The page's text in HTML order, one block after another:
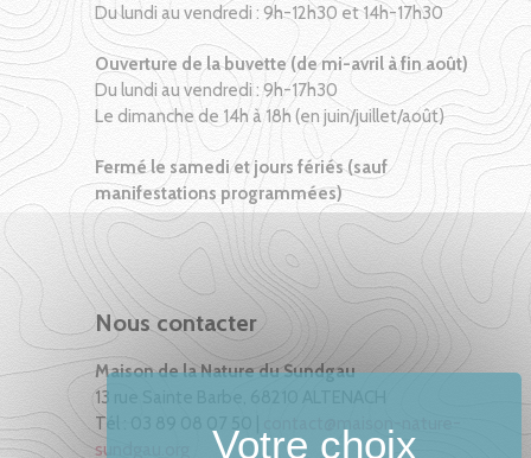
Du lundi au vendredi : 9h-12h30 et 14h-17h30
Ouverture de la buvette (de mi-avril à fin août)
Du lundi au vendredi : 9h-17h30
Le dimanche de 14h à 18h (en juin/juillet/août)
Fermé le samedi et jours fériés (sauf
manifestations programmées)
Nous contacter
Maison de la Nature du Sundgau
13 rue Sainte Barbe, 68210 ALTENACH
Tél : 03 89 08 07 50 |
sundgau.org